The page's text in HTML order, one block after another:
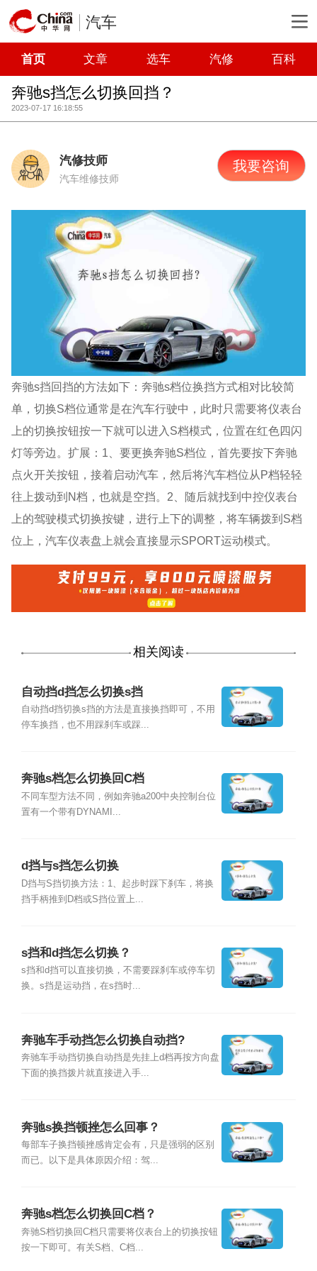
汽车
首页 文章 选车 汽修 百科
奔驰s挡怎么切换回挡？
2023-07-17 16:18:55
汽修技师
汽车维修技师
我要咨询
奔驰s挡回挡的方法如下：奔驰s档位换挡方式相对比较简
单，切换S档位通常是在汽车行驶中，此时只需要将仪表台
上的切换按钮按一下就可以进入S档模式，位置在红色四闪
灯等旁边。扩展：1、要更换奔驰S档位，首先要按下奔驰
点火开关按钮，接着启动汽车，然后将汽车档位从P档轻轻
往上拨动到N档，也就是空挡。2、随后就找到中控仪表台
上的驾驶模式切换按键，进行上下的调整，将车辆拨到S档
位上，汽车仪表盘上就会直接显示SPORT运动模式。
相关阅读
自动挡d挡怎么切换s挡
自动挡d挡切换s挡的方法是直接换挡即可，不用
停车换挡，也不用踩刹车或踩...
奔驰s档怎么切换回C档
不同车型方法不同，例如奔驰a200中央控制台位
置有一个带有DYNAMI...
d挡与s挡怎么切换
D挡与S挡切换方法：1、起步时踩下刹车，将换
挡手柄推到D档或S挡位置上...
s挡和d挡怎么切换？
s挡和d挡可以直接切换，不需要踩刹车或停车切
换。s挡是运动挡，在s挡时...
奔驰车手动挡怎么切换自动挡?
奔驰车手动挡切换自动挡是先挂上d档再按方向盘
下面的换挡拨片就直接进入手...
奔驰s换挡顿挫怎么回事？
每部车子换挡顿挫感肯定会有，只是强弱的区别
而已。以下是具体原因介绍：驾...
奔驰s档怎么切换回C档？
奔驰S档切换回C档只需要将仪表台上的切换按钮
按一下即可。有关S档、C档...